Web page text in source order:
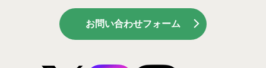
お問い合わせフォーム